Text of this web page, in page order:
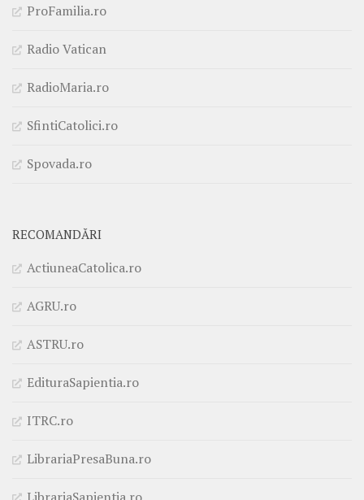
ProFamilia.ro
Radio Vatican
RadioMaria.ro
SfintiCatolici.ro
Spovada.ro
RECOMANDĂRI
ActiuneaCatolica.ro
AGRU.ro
ASTRU.ro
EdituraSapientia.ro
ITRC.ro
LibrariaPresaBuna.ro